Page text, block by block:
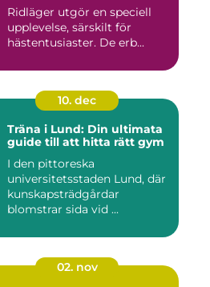
Ridläger utgör en speciell
upplevelse, särskilt för
hästentusiaster. De erb...
10. dec
Träna i Lund: Din ultimata
guide till att hitta rätt gym
I den pittoreska
universitetsstaden Lund, där
kunskapsträdgårdar
blomstrar sida vid ...
02. nov